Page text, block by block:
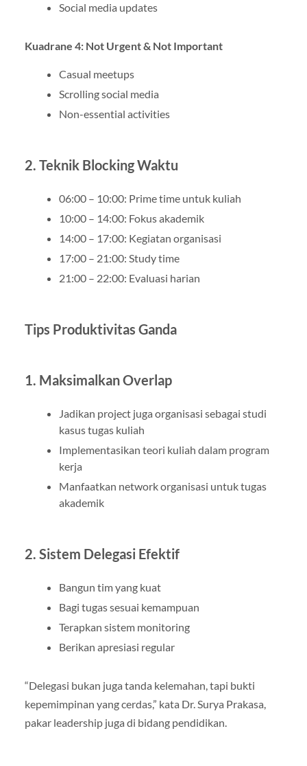
Social media updates
Kuadrane 4: Not Urgent & Not Important
Casual meetups
Scrolling social media
Non-essential activities
2. Teknik Blocking Waktu
06:00 – 10:00: Prime time untuk kuliah
10:00 – 14:00: Fokus akademik
14:00 – 17:00: Kegiatan organisasi
17:00 – 21:00: Study time
21:00 – 22:00: Evaluasi harian
Tips Produktivitas Ganda
1. Maksimalkan Overlap
Jadikan project juga organisasi sebagai studi
kasus tugas kuliah
Implementasikan teori kuliah dalam program
kerja
Manfaatkan network organisasi untuk tugas
akademik
2. Sistem Delegasi Efektif
Bangun tim yang kuat
Bagi tugas sesuai kemampuan
Terapkan sistem monitoring
Berikan apresiasi regular
“Delegasi bukan juga tanda kelemahan, tapi bukti
kepemimpinan yang cerdas,” kata Dr. Surya Prakasa,
pakar leadership juga di bidang pendidikan.